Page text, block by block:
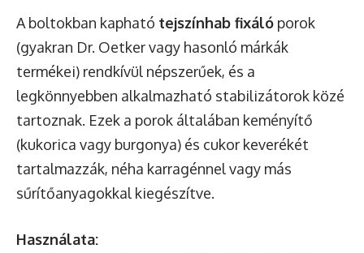
A boltokban kapható tejszínhab fixáló porok
(gyakran Dr. Oetker vagy hasonló márkák
termékei) rendkívül népszerűek, és a
legkönnyebben alkalmazható stabilizátorok közé
tartoznak. Ezek a porok általában keményítő
(kukorica vagy burgonya) és cukor keverékét
tartalmazzák, néha karragénnel vagy más
sűrítőanyagokkal kiegészítve.
Használata: